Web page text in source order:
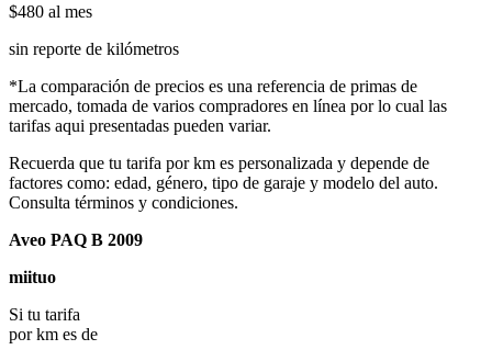
$480 al mes
sin reporte de kilómetros
*La comparación de precios es una referencia de primas de
mercado, tomada de varios compradores en línea por lo cual las
tarifas aqui presentadas pueden variar.
Recuerda que tu tarifa por km es personalizada y depende de
factores como: edad, género, tipo de garaje y modelo del auto.
Consulta términos y condiciones.
Aveo PAQ B 2009
miituo
Si tu tarifa
por km es de